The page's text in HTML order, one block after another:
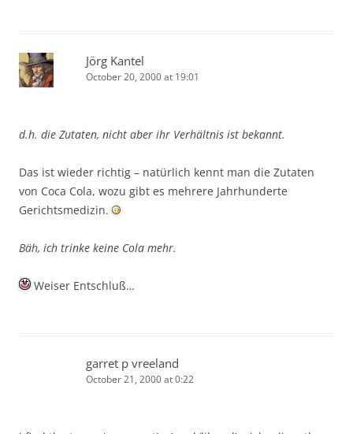
Jörg Kantel
October 20, 2000 at 19:01
d.h. die Zutaten, nicht aber ihr Verhältnis ist bekannt.
Das ist wieder richtig – natürlich kennt man die Zutaten
von Coca Cola, wozu gibt es mehrere Jahrhunderte
Gerichtsmedizin.
Bäh, ich trinke keine Cola mehr.
Weiser Entschluß…
garret p vreeland
October 21, 2000 at 0:22